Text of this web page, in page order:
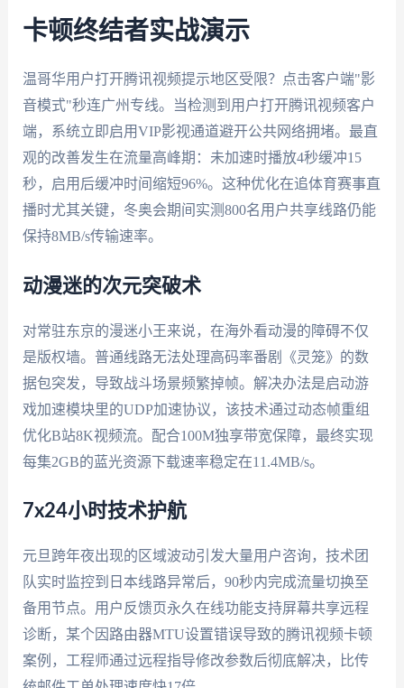
卡顿终结者实战演示
温哥华用户打开腾讯视频提示地区受限？点击客户端"影
音模式"秒连广州专线。当检测到用户打开腾讯视频客户
端，系统立即启用VIP影视通道避开公共网络拥堵。最直
观的改善发生在流量高峰期：未加速时播放4秒缓冲15
秒，启用后缓冲时间缩短96%。这种优化在追体育赛事直
播时尤其关键，冬奥会期间实测800名用户共享线路仍能
保持8MB/s传输速率。
动漫迷的次元突破术
对常驻东京的漫迷小王来说，在海外看动漫的障碍不仅
是版权墙。普通线路无法处理高码率番剧《灵笼》的数
据包突发，导致战斗场景频繁掉帧。解决办法是启动游
戏加速模块里的UDP加速协议，该技术通过动态帧重组
优化B站8K视频流。配合100M独享带宽保障，最终实现
每集2GB的蓝光资源下载速率稳定在11.4MB/s。
7x24小时技术护航
元旦跨年夜出现的区域波动引发大量用户咨询，技术团
队实时监控到日本线路异常后，90秒内完成流量切换至
备用节点。用户反馈页永久在线功能支持屏幕共享远程
诊断，某个因路由器MTU设置错误导致的腾讯视频卡顿
案例，工程师通过远程指导修改参数后彻底解决，比传